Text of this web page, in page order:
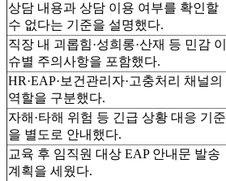
상담 내용과 상담 이용 여부를 확인할
수 없다는 기준을 설명했다.
직장 내 괴롭힘·성희롱·산재 등 민감 이
슈별 주의사항을 포함했다.
HR·EAP·보건관리자·고충처리 채널의
역할을 구분했다.
자해·타해 위험 등 긴급 상황 대응 기준
을 별도로 안내했다.
교육 후 임직원 대상 EAP 안내문 발송
계획을 세웠다.